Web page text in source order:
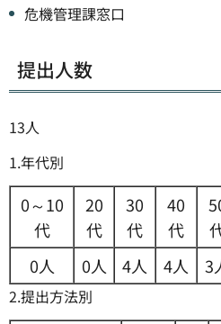
危機管理課窓口
提出人数
13人
1.年代別
0～10
代
20
代
30
代
40
代
0人
0人 4人 4人 3
2.提出方法別